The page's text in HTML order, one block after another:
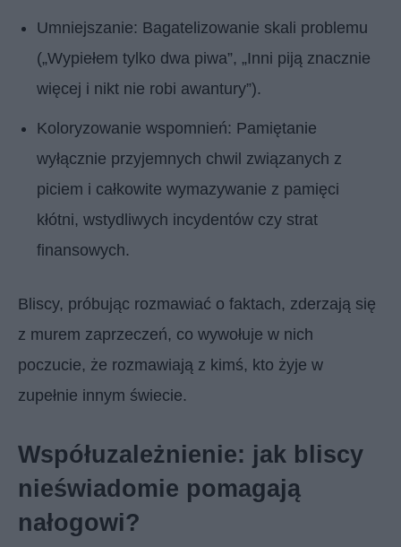
Umniejszanie: Bagatelizowanie skali problemu
(„Wypiełem tylko dwa piwa”, „Inni piją znacznie
więcej i nikt nie robi awantury”).
Koloryzowanie wspomnień: Pamiętanie
wyłącznie przyjemnych chwil związanych z
piciem i całkowite wymazywanie z pamięci
kłótni, wstydliwych incydentów czy strat
finansowych.
Bliscy, próbując rozmawiać o faktach, zderzają się
z murem zaprzeczeń, co wywołuje w nich
poczucie, że rozmawiają z kimś, kto żyje w
zupełnie innym świecie.
Współuzależnienie: jak bliscy
nieświadomie pomagają
nałogowi?